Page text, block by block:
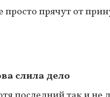
прячут от
слила дело